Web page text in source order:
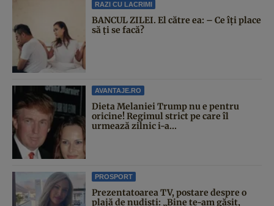
RAZI CU LACRIMI
BANCUL ZILEI. El către ea: – Ce îți place
să ți se facă?
AVANTAJE.RO
Dieta Melaniei Trump nu e pentru
oricine! Regimul strict pe care îl
urmează zilnic i-a...
PROSPORT
Prezentatoarea TV, postare despre o
plajă de nudiști: „Bine te-am găsit,